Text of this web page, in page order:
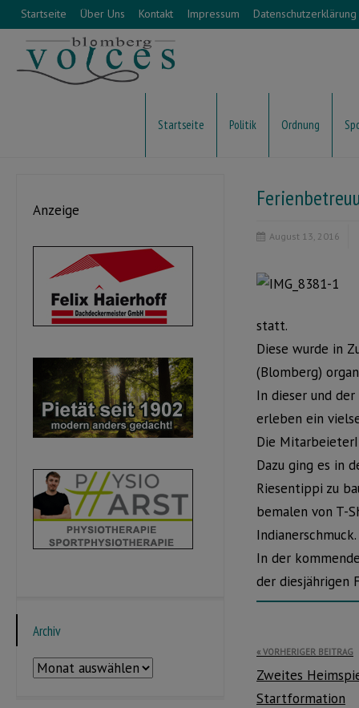
Startseite Über Uns Kontakt Impressum Datenschutzerklärung
Startseite Politik Ordnung
August 13, 2016
statt.
Diese wurde in
(Blomberg)
In dieser und
erleben ein
Die
Dazu ging es in
Riesentippi zu
bemalen von T-
In der
der diesjährigen
VORHERIGER BEITRAG
Zweites
Startformation
Anzeige
Archiv
Archiv